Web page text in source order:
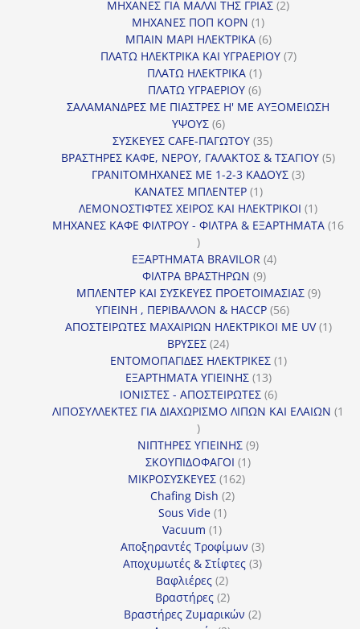
προϊόντα
ΜΗΧΑΝΕΣ ΓΙΑ ΜΑΛΛΙ ΤΗΣ ΓΡΙΑΣ 22
ΜΗΧΑΝΕΣ ΠΟΠ ΚΟΡΝ 11
προϊόν
ΜΠΑΙΝ ΜΑΡΙ ΗΛΕΚΤΡΙΚΑ 66
προϊόντα
ΠΛΑΤΩ ΗΛΕΚΤΡΙΚΑ ΚΑΙ ΥΓΡΑΕΡΙΟΥ 77
ΠΛΑΤΩ ΗΛΕΚΤΡΙΚΑ 11
προϊόν
ΠΛΑΤΩ ΥΓΡΑΕΡΙΟΥ 66
προϊόντα
ΣΑΛΑΜΑΝΔΡΕΣ ΜΕ ΠΙΑΣΤΡΕΣ Η' ΜΕ ΑΥΞΟΜΕΙΩΣΗ
ΥΨΟΥΣ 66
προϊόντα
ΣΥΣΚΕΥΕΣ CAFE-ΠΑΓΩΤΟΥ 3535
προϊόντα
ΒΡΑΣΤΗΡΕΣ ΚΑΦΕ, ΝΕΡΟΥ, ΓΑΛΑΚΤΟΣ & ΤΣΑΓΙΟΥ 55
ΓΡΑΝΙΤΟΜΗΧΑΝΕΣ ΜΕ 1-2-3 ΚΑΔΟΥΣ 33
ΚΑΝΑΤΕΣ ΜΠΛΕΝΤΕΡ 11
προϊόν
ΛΕΜΟΝΟΣΤΙΦΤΕΣ ΧΕΙΡΟΣ ΚΑΙ ΗΛΕΚΤΡΙΚΟΙ 11
προϊόν
ΜΗΧΑΝΕΣ ΚΑΦΕ ΦΙΛΤΡΟΥ - ΦΙΛΤΡΑ & ΕΞΑΡΤΗΜΑΤΑ 16
16
προϊόντα
ΕΞΑΡΤΗΜΑΤΑ BRAVILOR 44
ΦΙΛΤΡΑ ΒΡΑΣΤΗΡΩΝ 99
προϊόντα
ΜΠΛΕΝΤΕΡ ΚΑΙ ΣΥΣΚΕΥΕΣ ΠΡΟΕΤΟΙΜΑΣΙΑΣ 99
ΥΓΙΕΙΝΗ , ΠΕΡΙΒΑΛΛΟΝ & HACCP 5656
προϊόντα
ΑΠΟΣΤΕΙΡΩΤΕΣ ΜΑΧΑΙΡΙΩΝ ΗΛΕΚΤΡΙΚΟΙ ΜΕ UV 11
ΒΡΥΣΕΣ 2424
προϊόντα
ΕΝΤΟΜΟΠΑΓΙΔΕΣ ΗΛΕΚΤΡΙΚΕΣ 11
ΕΞΑΡΤΗΜΑΤΑ ΥΓΙΕΙΝΗΣ 1313
προϊόντα
ΙΟΝΙΣΤΕΣ - ΑΠΟΣΤΕΙΡΩΤΕΣ 66
προϊόντα
ΛΙΠΟΣΥΛΛΕΚΤΕΣ ΓΙΑ ΔΙΑΧΩΡΙΣΜΟ ΛΙΠΩΝ ΚΑΙ ΕΛΑΙΩΝ 1
1
προϊόν
ΝΙΠΤΗΡΕΣ ΥΓΙΕΙΝΗΣ 99
ΣΚΟΥΠΙΔΟΦΑΓΟΙ 11
ΜΙΚΡΟΣΥΣΚΕΥΕΣ 162162
Chafing Dish 22
Sous Vide 11
Vacuum 11
προϊόν
Αποξηραντές Τροφίμων 33
προϊόντα
Αποχυμωτές & Στίφτες 33
Βαφλιέρες 22
προϊόντα
Βραστήρες 22
προϊόντα
Βραστήρες Ζυμαρικών 22